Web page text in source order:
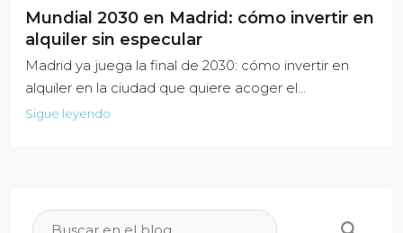
Mundial 2030 en Madrid: cómo invertir en
alquiler sin especular
Madrid ya juega la final de 2030: cómo invertir en
alquiler en la ciudad que quiere acoger el...
Sigue leyendo